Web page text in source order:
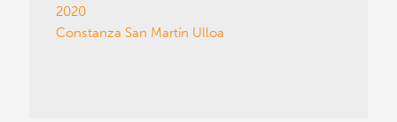
2020
Constanza San Martín Ulloa